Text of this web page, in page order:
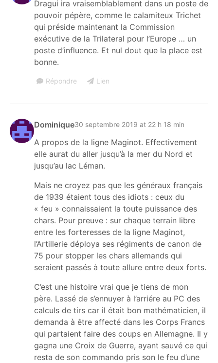
Dragui ira vraisemblablement dans un poste de
pouvoir pépère, comme le calamiteux Trichet
qui préside maintenant la Commission
exécutive de la Trilateral pour l’Europe … un
poste d’influence. Et nul dout que la place est
bonne.
Répondre Lien
Dominique30 septembre 2019 at 22 h 18 min
A propos de la ligne Maginot. Effectivement
elle aurat du aller jusqu’à la mer du Nord et
jusqu’au lac Léman.
Mais ne croyez pas que les généraux français
de 1939 étaient tous des idiots : ceux du
« feu » connaissaient la toute puissance des
chars. Pour preuve : sur chaque terrain libre
entre les forteresses de la ligne Maginot,
l’Artillerie déploya ses régiments de canon de
75 pour stopper les chars allemands qui
seraient passés à toute allure entre deux forts.
C’est une histoire vrai que je tiens de mon
père. Lassé de s’ennuyer à l’arriére au PC des
calculs de tirs car il était bon mathématicien, il
demanda à être affecté dans les Corps Francs
qui partaient faire des coups en Allemagne. Il y
gagna une Croix de Guerre, ayant sauvé ce qui
resta de son commando pris son le feu d’une